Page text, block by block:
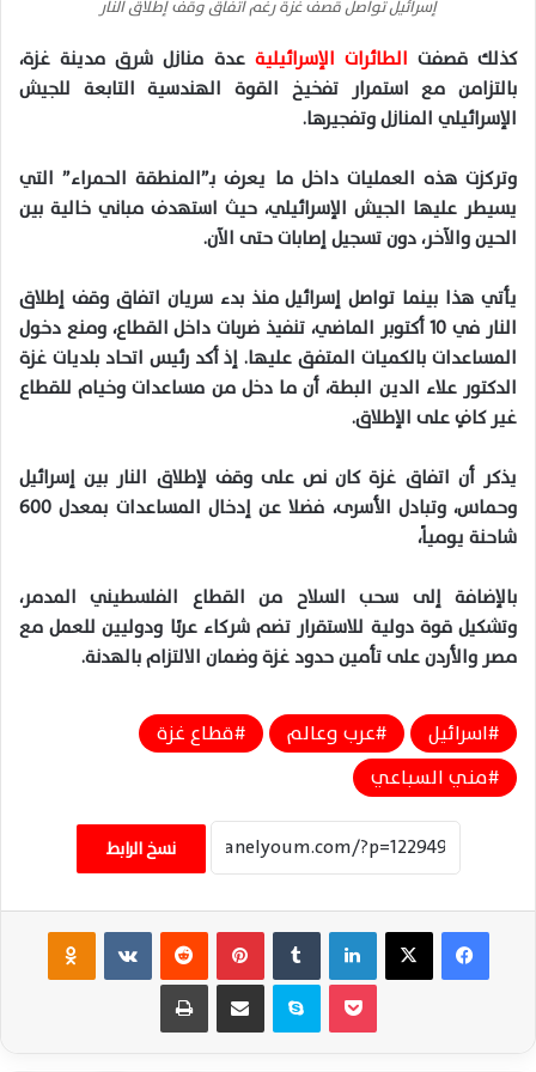
إسرائيل تواصل قصف غزة رغم اتفاق وقف إطلاق النار
كذلك قصفت الطائرات الإسرائيلية عدة منازل شرق مدينة غزة،
بالتزامن مع استمرار تفخيخ القوة الهندسية التابعة للجيش
الإسرائيلي المنازل وتفجيرها.
وتركزت هذه العمليات داخل ما يعرف بـ”المنطقة الحمراء” التي
يسيطر عليها الجيش الإسرائيلي، حيث استهدف مباني خالية بين
الحين والآخر، دون تسجيل إصابات حتى الآن.
يأتي هذا بينما تواصل إسرائيل منذ بدء سريان اتفاق وقف إطلاق
النار في 10 أكتوبر الماضي، تنفيذ ضربات داخل القطاع، ومنع دخول
المساعدات بالكميات المتفق عليها. إذ أكد رئيس اتحاد بلديات غزة
الدكتور علاء الدين البطة، أن ما دخل من مساعدات وخيام للقطاع
غير كافٍ على الإطلاق.
يذكر أن اتفاق غزة كان نص على وقف لإطلاق النار بين إسرائيل
وحماس، وتبادل الأسرى، فضلا عن إدخال المساعدات بمعدل 600
شاحنة يومياً،
بالإضافة إلى سحب السلاح من القطاع الفلسطيني المدمر،
وتشكيل قوة دولية للاستقرار تضم شركاء عربًا ودوليين للعمل مع
مصر والأردن على تأمين حدود غزة وضمان الالتزام بالهدنة.
اسرائيل عرب وعالم
قطاع غزة
مني السباعي
نسخ الرابط
فيسبوك ‫X لينكدإن بينتيريست ‏VKontakte
سكايب مشاركة عبر البريد طباعة